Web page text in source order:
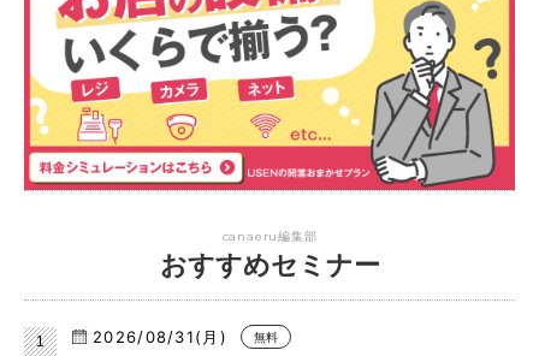
canaeru編集部
おすすめセミナー
2026/08/31(月) 無料